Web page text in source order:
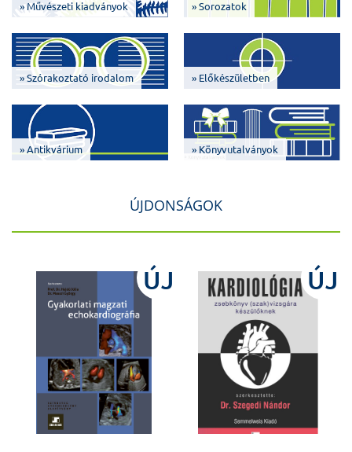
» Művészeti kiadványok » Sorozatok
» Szórakoztató irodalom » Előkészületben
» Antikvárium » Könyvutalványok
ÚJDONSÁGOK
ÚJ ÚJ